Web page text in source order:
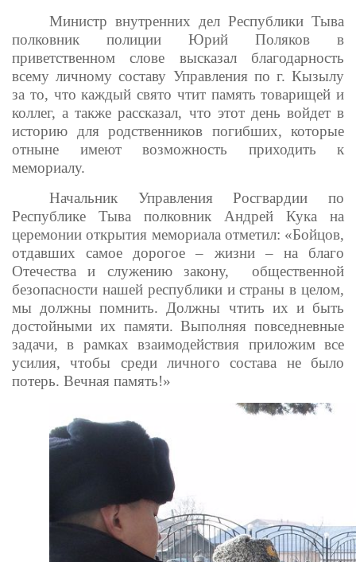
Министр внутренних дел Республики Тыва
полковник полиции Юрий Поляков в
приветственном слове высказал благодарность
всему личному составу Управления по г. Кызылу
за то, что каждый свято чтит память товарищей и
коллег, а также рассказал, что этот день войдет в
историю для родственников погибших, которые
отныне имеют возможность приходить к
мемориалу.
Начальник Управления Росгвардии по
Республике Тыва полковник Андрей Кука на
церемонии открытия мемориала отметил: «Бойцов,
отдавших самое дорогое – жизни – на благо
Отечества и служению закону, общественной
безопасности нашей республики и страны в целом,
мы должны помнить. Должны чтить их и быть
достойными их памяти. Выполняя повседневные
задачи, в рамках взаимодействия приложим все
усилия, чтобы среди личного состава не было
потерь. Вечная память!»